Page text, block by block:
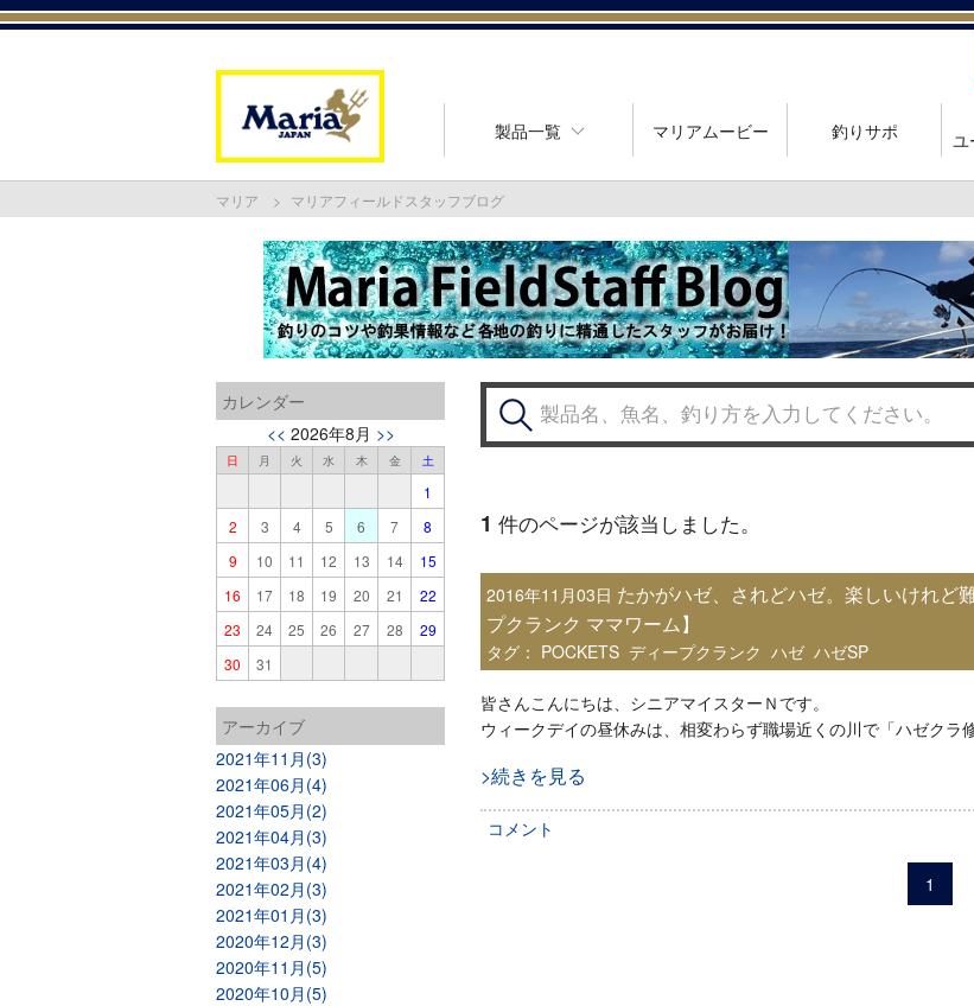
製品一覧 マリアムービー 釣りサポ
ユ
マリア マリアフィールドスタッフブログ
カレンダー
<< 2026年8月 >>
日 月 火 水 木 金 土
1
2
3 4 5 6 7
8
9
10 11 12 13 14
15
16
17 18 19 20 21
22
23
24 25 26 27 28
29
30
31
アーカイブ
2021年11月(3)
2021年06月(4)
2021年05月(2)
2021年04月(3)
2021年03月(4)
2021年02月(3)
2021年01月(3)
2020年12月(3)
2020年11月(5)
2020年10月(5)
1 件のページが該当しました。
2016年11月03日 たかがハゼ、されどハゼ。楽しいけれど
プクランク ママワーム】
タグ： POCKETS ディープクランク ハゼ ハゼSP
皆さんこんにちは、シニアマイスターＮです。
ウィークデイの昼休みは、相変わらず職場近くの川で「ハゼクラ
>続きを見る
コメント
1